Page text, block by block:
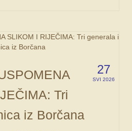
27
SVI 2026
Tri
iz Borčana